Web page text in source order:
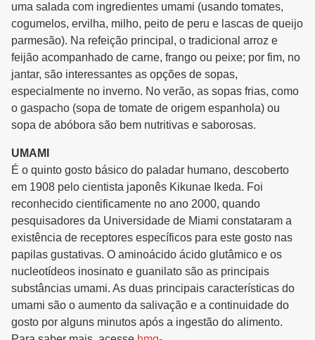
uma salada com ingredientes umami (usando tomates,
cogumelos, ervilha, milho, peito de peru e lascas de queijo
parmesão). Na refeição principal, o tradicional arroz e
feijão acompanhado de carne, frango ou peixe; por fim, no
jantar, são interessantes as opções de sopas,
especialmente no inverno. No verão, as sopas frias, como
o gaspacho (sopa de tomate de origem espanhola) ou
sopa de abóbora são bem nutritivas e saborosas.
UMAMI
É o quinto gosto básico do paladar humano, descoberto
em 1908 pelo cientista japonês Kikunae Ikeda. Foi
reconhecido cientificamente no ano 2000, quando
pesquisadores da Universidade de Miami constataram a
existência de receptores específicos para este gosto nas
papilas gustativas. O aminoácido ácido glutâmico e os
nucleotídeos inosinato e guanilato são as principais
substâncias umami. As duas principais características do
umami são o aumento da salivação e a continuidade do
gosto por alguns minutos após a ingestão do alimento.